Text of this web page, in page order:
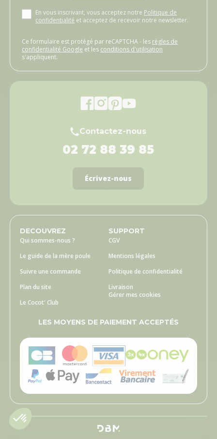
En vous inscrivant, vous acceptez notre Politique de
confidentialité et acceptez de recevoir notre newsletter.
Ce formulaire est protégé par reCAPTCHA - les règles de
confidentialité Google et les conditions d'utilisation
s'appliquent.
Contactez-nous
02 72 88 39 85
Écrivez-nous
DECOUVREZ
Qui sommes-nous ?
Le guide de la mère poule
Suivre une commande
Plan du site
Le Cocot' Club
SUPPORT
CGV
Mentions légales
Politique de confidentialité
Livraison
Gérer mes cookies
LES MOYENS DE PAIEMENT ACCEPTÉS